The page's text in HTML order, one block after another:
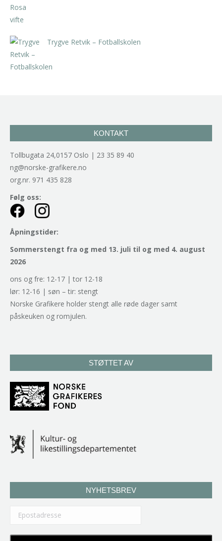
Trygve Retvik – Fotballskolen
KONTAKT
Tollbugata 24,0157 Oslo | 23 35 89 40
ng@norske-grafikere.no
org.nr. 971 435 828
Følg oss:
Åpningstider:
Sommerstengt fra og med 13. juli til og med 4. august
2026
ons og fre: 12-17 | tor 12-18
lør: 12-16 | søn – tir: stengt
Norske Grafikere holder stengt alle røde dager samt
påskeuken og romjulen.
STØTTET AV
NYHETSBREV